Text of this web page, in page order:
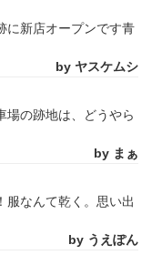
に新店オープンです青
by ヤスケムシ
場の跡地は、どうやら
by まぁ
服なんて乾く。思い出
by うえぽん